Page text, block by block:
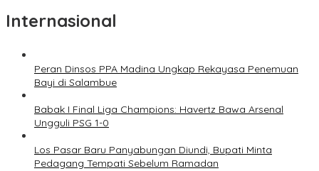
Internasional
Peran Dinsos PPA Madina Ungkap Rekayasa Penemuan
Bayi di Salambue
Babak I Final Liga Champions: Havertz Bawa Arsenal
Ungguli PSG 1-0
Los Pasar Baru Panyabungan Diundi, Bupati Minta
Pedagang Tempati Sebelum Ramadan